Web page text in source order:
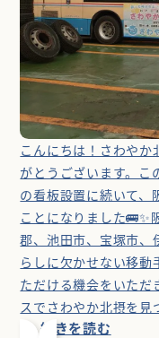
こんにちは！さわやか
がとうございます。こ
の看板設置に続いて、
ことになりました🚌✨
郡、池田市、宝塚市、
らしに欠かせない移動
ただける機会をいただ
スでさわやか北摂を見
続きを読む